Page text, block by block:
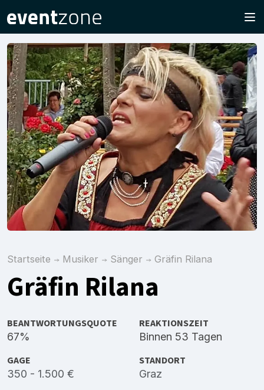
Startseite Musiker Sänger Gräfin Rilana
Gräfin Rilana
BEANTWORTUNGSQUOTE
67%
REAKTIONSZEIT
Binnen 53 Tagen
GAGE
350 - 1.500 €
STANDORT
Graz